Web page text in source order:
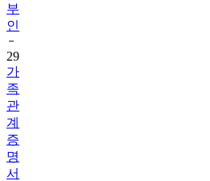
부
인
29
가
족
관
계
증
명
서